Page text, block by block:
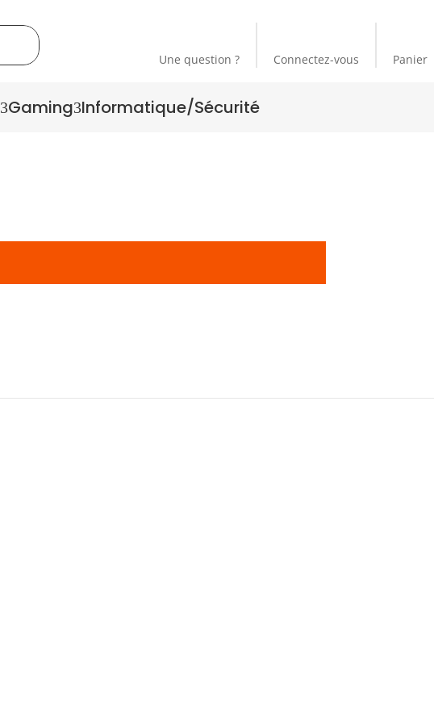
Une question ? Connectez-vous Panier
3Gaming3Informatique/Sécurité